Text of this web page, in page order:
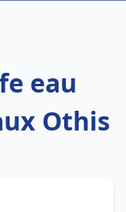
eau
Othis